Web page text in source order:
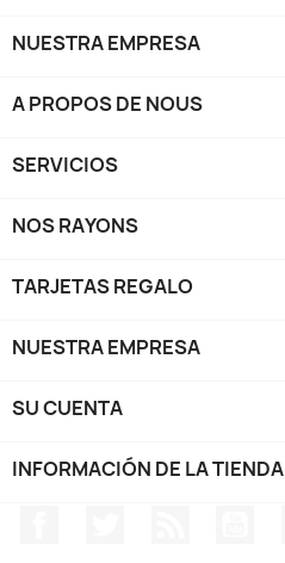
NUESTRA EMPRESA
A PROPOS DE NOUS
SERVICIOS
NOS RAYONS
TARJETAS REGALO
NUESTRA EMPRESA
SU CUENTA
INFORMACIÓN DE LA TIENDA